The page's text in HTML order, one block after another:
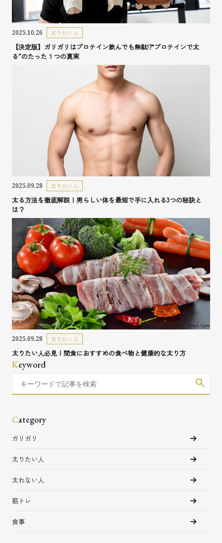
2025.10.26 太りたい人
【決定版】ガリガリはプロテイン飲んでも無駄!?“プロテインで太
る”のたった１つの真実
2025.09.28 太りたい人
太る方法を徹底解説！男らしい体を最短で手に入れる3つの秘訣と
は？
2025.09.28 太りたい人
太りたい人必見！間食におすすめの食べ物と健康的な太り方
Keyword
Category
ガリガリ
太りたい人
太れない人
筋トレ
食事